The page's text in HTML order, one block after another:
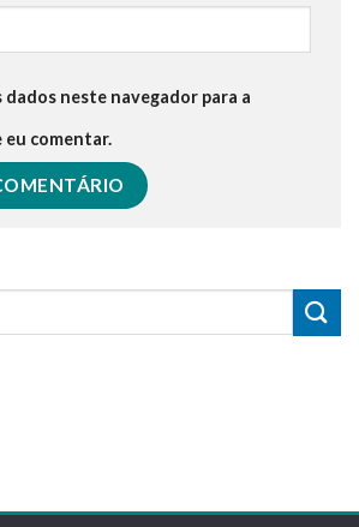
dados neste navegador para a
eu comentar.